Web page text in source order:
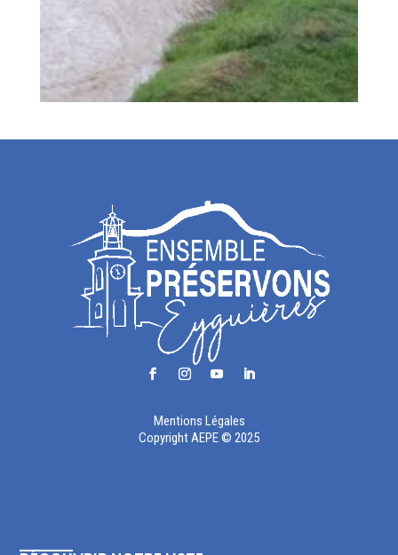
Mentions Légales
Copyright AEPE © 2025